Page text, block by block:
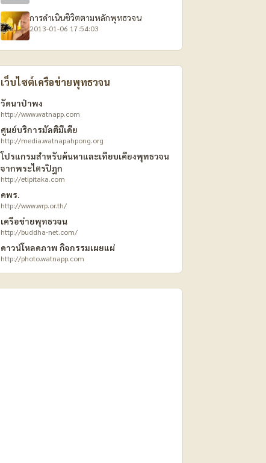
การดำเนินชีวิตตามหลักพุทธวจน
2013-01-06 17:54:03
เว็บไซต์เครือข่ายพุทธวจน
วัดนาป่าพง
http://www.watnapp.com
ศูนย์บริการมัลติมีเดีย
http://media.watnapahpong.org
โปรแกรมสำหรับค้นหาและเทียบเคียงพุทธวจน
จากพระไตรปิฎก
http://etipitaka.com
คพร.
http://www.wrp.or.th/
เครือข่ายพุทธวจน
http://buddha-net.com/
ดาวน์โหลดภาพ กิจกรรมเผยแผ่
http://photo.watnapp.com